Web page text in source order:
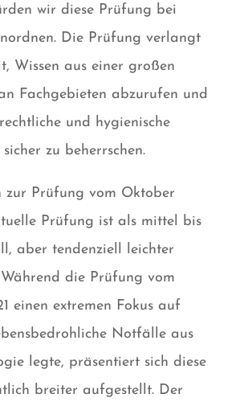
wir diese Prüfung bei
Die Prüfung verlangt
Wissen aus einer großen
Fachgebieten abzurufen und
und hygienische
zu beherrschen.
zur Prüfung vom Oktober
Prüfung ist als mittel bis
aber tendenziell leichter
die Prüfung vom
einen extremen Fokus auf
Notfälle aus
legte, präsentiert sich diese
breiter aufgestellt. Der